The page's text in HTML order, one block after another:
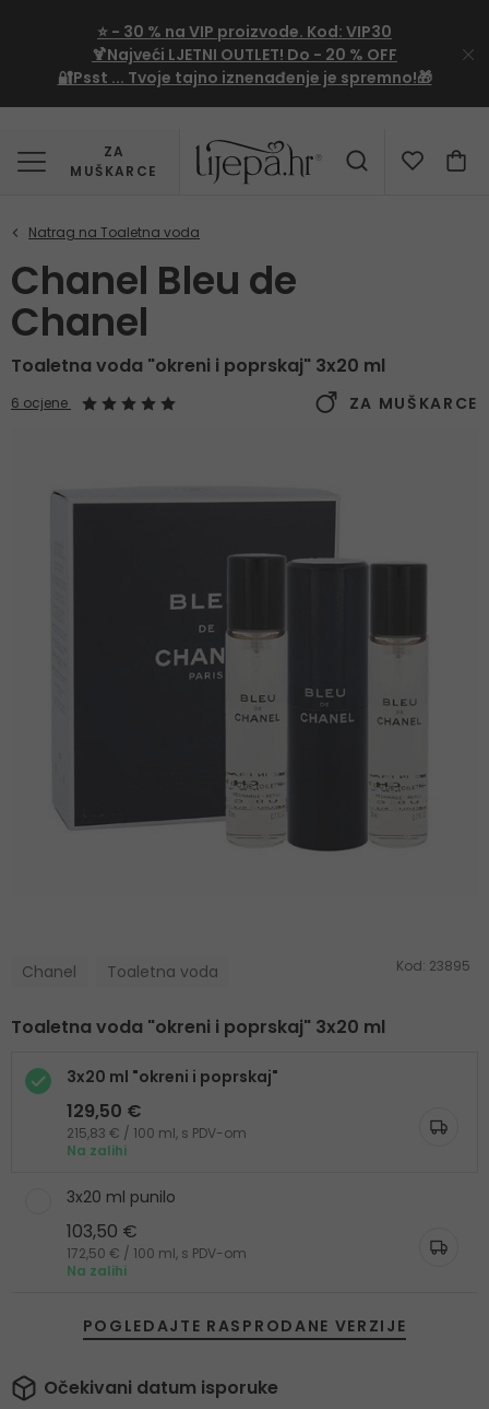
⭐ - 30 % na VIP proizvode. Kod: VIP30
🍹Najveći LJETNI OUTLET! Do - 20 % OFF
🔐Psst ... Tvoje tajno iznenađenje je spremno!🎁
ZA
MUŠKARCE
Chanel Bleu de
Chanel
Toaletna voda "okreni i poprskaj" 3x20 ml
ZA MUŠKARCE
6 ocjene
Chanel Toaletna voda Kod: 23895
Toaletna voda "okreni i poprskaj" 3x20 ml
3x20 ml "okreni i poprskaj"
129,50 €
215,83 € / 100 ml, s PDV-om
Na zalihi
3x20 ml punilo
103,50 €
172,50 € / 100 ml, s PDV-om
Na zalihi
POGLEDAJTE RASPRODANE VERZIJE
Očekivani datum isporuke